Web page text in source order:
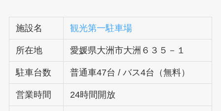
施設名 観光第一駐車場
所在地 愛媛県大洲市大洲６３５－１
駐車台数 普通車47台 / バス4台（無料）
営業時間 24時間開放